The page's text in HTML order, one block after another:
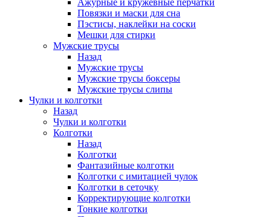
Ажурные и кружевные перчатки
Повязки и маски для сна
Пэстисы, наклейки на соски
Мешки для стирки
Мужские трусы
Назад
Мужские трусы
Мужские трусы боксеры
Мужские трусы слипы
Чулки и колготки
Назад
Чулки и колготки
Колготки
Назад
Колготки
Фантазийные колготки
Колготки с имитацией чулок
Колготки в сеточку
Корректирующие колготки
Тонкие колготки